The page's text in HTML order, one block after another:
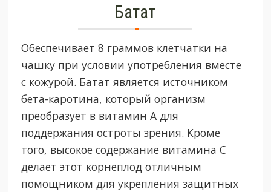
Батат
Обеспечивает 8 граммов клетчатки на
чашку при условии употребления вместе
с кожурой. Батат является источником
бета-каротина, который организм
преобразует в витамин А для
поддержания остроты зрения. Кроме
того, высокое содержание витамина С
делает этот корнеплод отличным
помощником для укрепления защитных